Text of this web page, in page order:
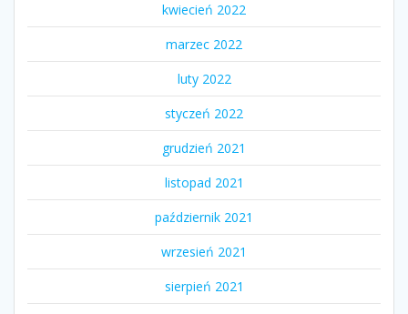
kwiecień 2022
marzec 2022
luty 2022
styczeń 2022
grudzień 2021
listopad 2021
październik 2021
wrzesień 2021
sierpień 2021